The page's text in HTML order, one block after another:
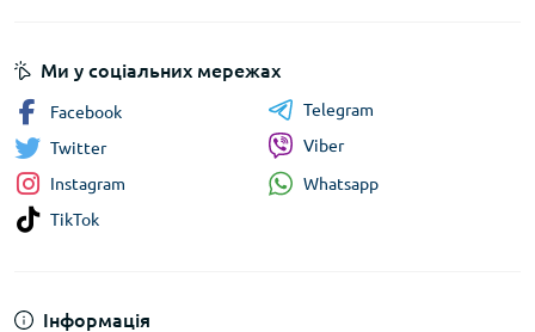
Інформація
Ми у соціальних мережах
Facebook
Twitter
Instagram
TikTok
Telegram
Viber
Whatsapp